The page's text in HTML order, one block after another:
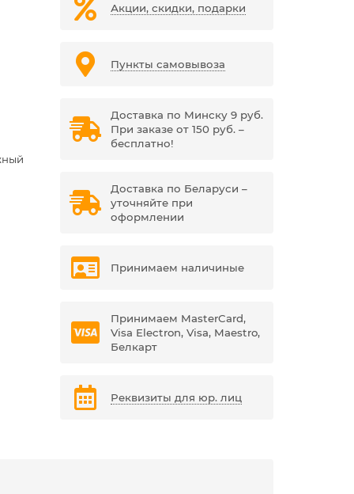
Акции, скидки, подарки
Пункты самовывоза
Доставка по Минску 9 руб.
При заказе от 150 руб. –
бесплатно!
Доставка по Беларуси –
уточняйте при
оформлении
Принимаем наличиные
Принимаем MasterCard,
Visa Electron, Visa, Maestro,
Белкарт
Реквизиты для юр. лиц